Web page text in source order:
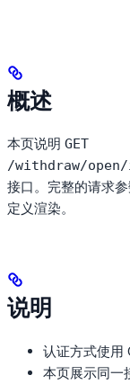
概述
本页说明 GET
/withdraw/
接口。完整的请求
定义渲染。
说明
认证方式使用
本页展示同一